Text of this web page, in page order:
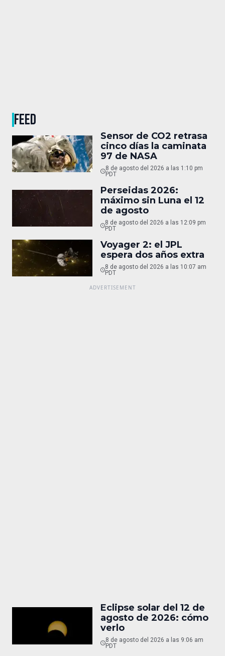
FEED
Sensor de CO2 retrasa
cinco días la caminata
97 de NASA
8 de agosto del 2026 a las 1:10 pm
PDT
Perseidas 2026:
máximo sin Luna el 12
de agosto
8 de agosto del 2026 a las 12:09 pm
PDT
Voyager 2: el JPL
espera dos años extra
8 de agosto del 2026 a las 10:07 am
PDT
Eclipse solar del 12 de
agosto de 2026: cómo
verlo
8 de agosto del 2026 a las 9:06 am
PDT